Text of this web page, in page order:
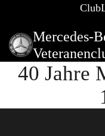
Mercedes-
40 Jahre